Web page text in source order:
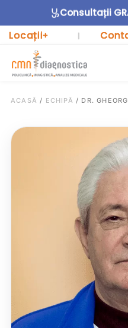
Consultații
Locații+ |
ACASĂ / ECHIPĂ / DR.